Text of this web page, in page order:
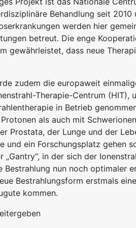
Behandlung seit
werden hier
betreut. Die enge
gewährleistet, dass neue
zudem die europaweit
Therapie-Centrum (HIT),
in Betrieb
als auch mit
Prostata, der Lunge und der
und ein Forschungsplatz
„Gantry“, in der sich der
Bestrahlung nun noch optimaler
Bestrahlungsform erstmals
kommen.